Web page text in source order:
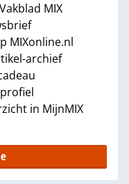
MIX
MIXonline.nl
archief
in MijnMIX